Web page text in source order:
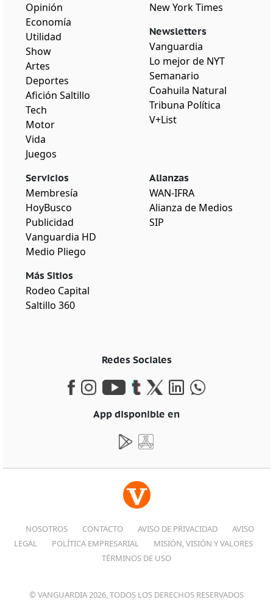
Opinión
Economía
Utilidad
Show
Artes
Deportes
Afición Saltillo
Tech
Motor
Vida
Juegos
New York Times
Newsletters
Vanguardia
Lo mejor de NYT
Semanario
Coahuila Natural
Tribuna Política
V+List
Servicios
Membresía
HoyBusco
Publicidad
Vanguardia HD
Medio Pliego
Más Sitios
Rodeo Capital
Saltillo 360
Alianzas
WAN-IFRA
Alianza de Medios
SIP
Redes Sociales
App disponible en
NOSOTROS CONTACTO AVISO DE PRIVACIDAD
AVISO
LEGAL
POLÍTICA EMPRESARIAL
MISIÓN, VISIÓN Y VALORES
TÉRMINOS DE USO
© VANGUARDIA 2026, TODOS LOS DERECHOS RESERVADOS